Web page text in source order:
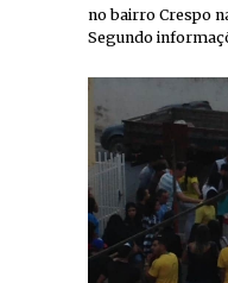
no bairro Crespo
Segundo